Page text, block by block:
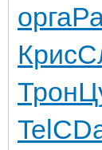
орга
Крис
Трон
TelC